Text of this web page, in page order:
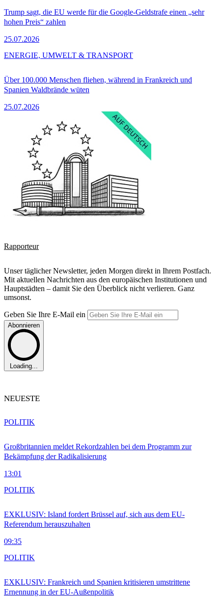
Trump sagt, die EU werde für die Google-Geldstrafe einen „sehr
hohen Preis“ zahlen
25.07.2026
Über 100.000 Menschen fliehen, während in Frankreich und
Spanien Waldbrände wüten
25.07.2026
ENERGIE, UMWELT & TRANSPORT
Rapporteur
Unser täglicher Newsletter, jeden Morgen direkt in Ihrem Postfach.
Mit aktuellen Nachrichten aus den europäischen Institutionen und
Hauptstädten – damit Sie den Überblick nicht verlieren. Ganz
umsonst.
Geben Sie Ihre E-Mail ein
Abonnieren
Loading...
NEUESTE
Großbritannien meldet Rekordzahlen bei dem Programm zur
Bekämpfung der Radikalisierung
13:01
POLITIK
EXKLUSIV: Island fordert Brüssel auf, sich aus dem EU-
Referendum herauszuhalten
09:35
POLITIK
EXKLUSIV: Frankreich und Spanien kritisieren umstrittene
Ernennung in der EU-Außenpolitik
POLITIK